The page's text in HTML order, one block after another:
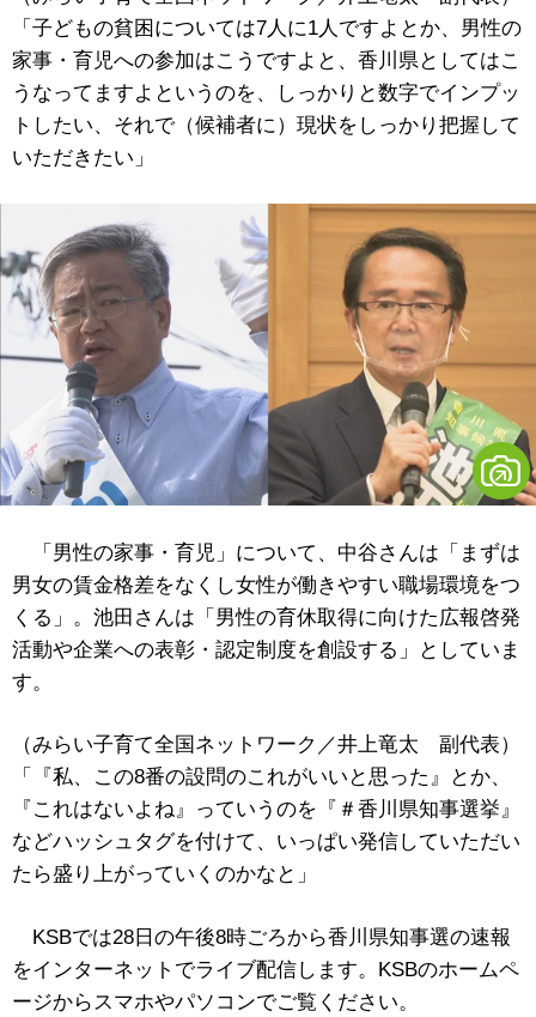
「子どもの貧困については7人に1人ですよとか、男性の
家事・育児への参加はこうですよと、香川県としてはこ
うなってますよというのを、しっかりと数字でインプッ
トしたい、それで（候補者に）現状をしっかり把握して
いただきたい」
「男性の家事・育児」について、中谷さんは「まずは
男女の賃金格差をなくし女性が働きやすい職場環境をつ
くる」。池田さんは「男性の育休取得に向けた広報啓発
活動や企業への表彰・認定制度を創設する」としていま
す。
（みらい子育て全国ネットワーク／井上竜太 副代表）
「『私、この8番の設問のこれがいいと思った』とか、
『これはないよね』っていうのを『＃香川県知事選挙』
などハッシュタグを付けて、いっぱい発信していただい
たら盛り上がっていくのかなと」
KSBでは28日の午後8時ごろから香川県知事選の速報
をインターネットでライブ配信します。KSBのホームペ
ージからスマホやパソコンでご覧ください。